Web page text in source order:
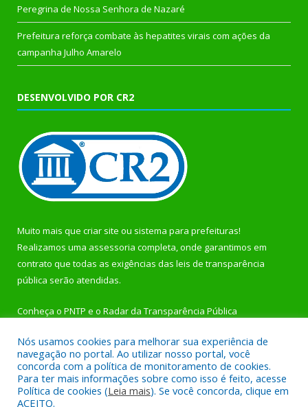
Peregrina de Nossa Senhora de Nazaré
Prefeitura reforça combate às hepatites virais com ações da
campanha Julho Amarelo
DESENVOLVIDO POR CR2
Muito mais que criar site ou sistema para prefeituras!
Realizamos uma assessoria completa, onde garantimos em
contrato que todas as exigências das leis de transparência
pública serão atendidas.
Conheça o PNTP e o Radar da Transparência Pública
Todos os direitos reservados a Prefeitura Municipal de
Rurópolis.
Nós usamos cookies para melhorar sua experiência de
navegação no portal. Ao utilizar nosso portal, você
concorda com a política de monitoramento de cookies.
Para ter mais informações sobre como isso é feito, acesse
Política de cookies (Leia mais). Se você concorda, clique em
ACEITO.